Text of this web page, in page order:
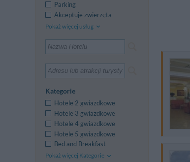
Parking
Akceptuje zwierzęta
Pokaż więcej usług
Kategorie
Hotele 2 gwiazdkowe
Hotele 3 gwiazdkowe
Hotele 4 gwiazdkowe
Hotele 5 gwiazdkowe
Bed and Breakfast
Pokaż więcej Kategorie